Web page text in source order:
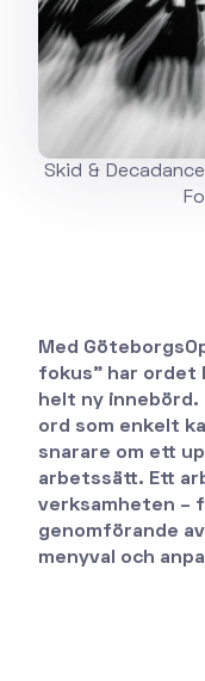
Skid &
Med
fokus” har ordet
helt ny
ord som enkelt
snarare om ett
arbetssätt. Ett
verksamheten –
genomförande
menyval och